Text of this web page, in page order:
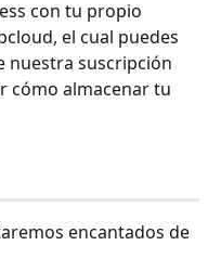
con tu propio
el cual puedes
nuestra suscripción
cómo almacenar tu
encantados de